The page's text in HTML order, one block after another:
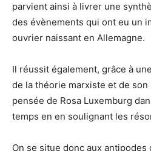
parvient ainsi à livrer une
des évènements qui ont eu un
ouvrier naissant en Allemagne.
Il réussit également, grâce à
de la théorie marxiste et de
pensée de Rosa Luxemburg
temps en en soulignant les
On se situe donc aux antipodes